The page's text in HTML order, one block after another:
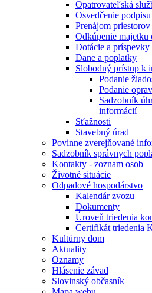
Opatrovateľská
Osvedčenie
Prenájom
Odkúpenie majetku
Dotácie a príspevky
Dane a poplatky
Slobodný prístup k
Podanie
Podanie
Sadzobník
informácií
Sťažnosti
Stavebný úrad
Povinne zverejňované
Sadzobník správnych
Kontakty - zoznam osob
Životné situácie
Odpadové hospodárstvo
Kalendár zvozu
Dokumenty
Úroveň triedenia
Certifikát triedenia
Kultúrny dom
Aktuality
Oznamy
Hlásenie závad
Slovinský občasník